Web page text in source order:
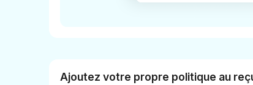
Ajoutez votre propre politique au